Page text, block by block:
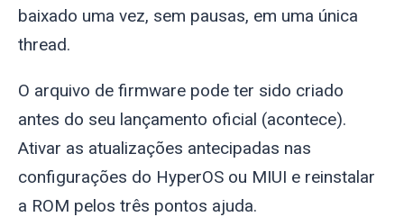
baixado uma vez, sem pausas, em uma única
thread.
O arquivo de firmware pode ter sido criado
antes do seu lançamento oficial (acontece).
Ativar as atualizações antecipadas nas
configurações do HyperOS ou MIUI e reinstalar
a ROM pelos três pontos ajuda.